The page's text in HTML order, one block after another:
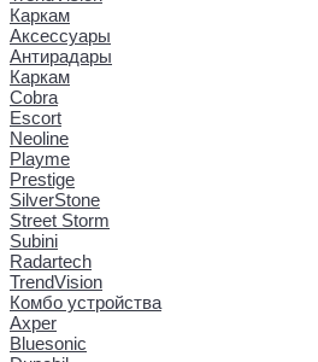
Каркам
Аксессуары
Антирадары
Каркам
Cobra
Escort
Neoline
Playme
Prestige
SilverStone
Street Storm
Subini
Radartech
TrendVision
Комбо устройства
Axper
Bluesonic